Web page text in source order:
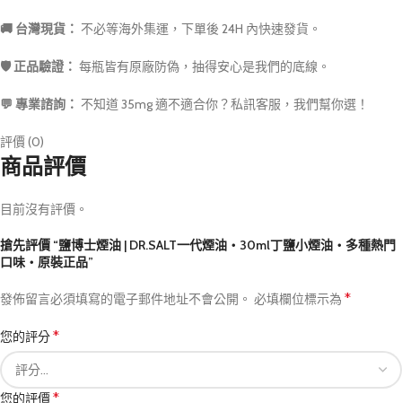
🚚 台灣現貨： 不必等海外集運，下單後 24H 內快速發貨。
🛡️ 正品驗證： 每瓶皆有原廠防偽，抽得安心是我們的底線。
💬 專業諮詢： 不知道 35mg 適不適合你？私訊客服，我們幫你選！
評價 (0)
商品評價
目前沒有評價。
搶先評價 “鹽博士煙油 | DR.SALT一代煙油・30ml丁鹽小煙油・多種熱門
口味・原裝正品”
發佈留言必須填寫的電子郵件地址不會公開。 必填欄位標示為 *
您的評分*
您的評價*